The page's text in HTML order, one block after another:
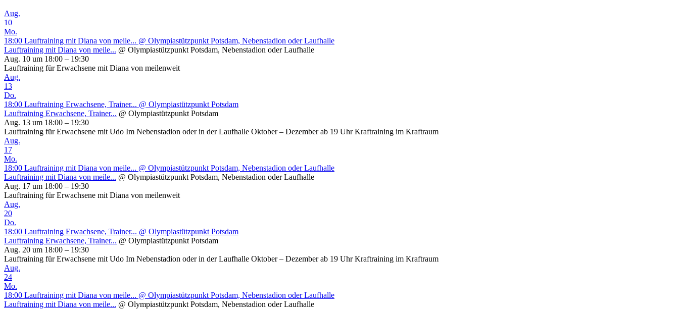
Aug.
10
Mo.
18:00 Lauftraining mit Diana von meile... @ Olympiastützpunkt Potsdam, Nebenstadion oder Laufhalle
Lauftraining mit Diana von meile... @ Olympiastützpunkt Potsdam, Nebenstadion oder Laufhalle
Aug. 10 um 18:00 – 19:30
Lauftraining für Erwachsene mit Diana von meilenweit
Aug.
13
Do.
18:00 Lauftraining Erwachsene, Trainer... @ Olympiastützpunkt Potsdam
Lauftraining Erwachsene, Trainer... @ Olympiastützpunkt Potsdam
Aug. 13 um 18:00 – 19:30
Lauftraining für Erwachsene mit Udo Im Nebenstadion oder in der Laufhalle Oktober – Dezember ab 19 Uhr Kraftraining im Kraftraum
Aug.
17
Mo.
18:00 Lauftraining mit Diana von meile... @ Olympiastützpunkt Potsdam, Nebenstadion oder Laufhalle
Lauftraining mit Diana von meile... @ Olympiastützpunkt Potsdam, Nebenstadion oder Laufhalle
Aug. 17 um 18:00 – 19:30
Lauftraining für Erwachsene mit Diana von meilenweit
Aug.
20
Do.
18:00 Lauftraining Erwachsene, Trainer... @ Olympiastützpunkt Potsdam
Lauftraining Erwachsene, Trainer... @ Olympiastützpunkt Potsdam
Aug. 20 um 18:00 – 19:30
Lauftraining für Erwachsene mit Udo Im Nebenstadion oder in der Laufhalle Oktober – Dezember ab 19 Uhr Kraftraining im Kraftraum
Aug.
24
Mo.
18:00 Lauftraining mit Diana von meile... @ Olympiastützpunkt Potsdam, Nebenstadion oder Laufhalle
Lauftraining mit Diana von meile... @ Olympiastützpunkt Potsdam, Nebenstadion oder Laufhalle